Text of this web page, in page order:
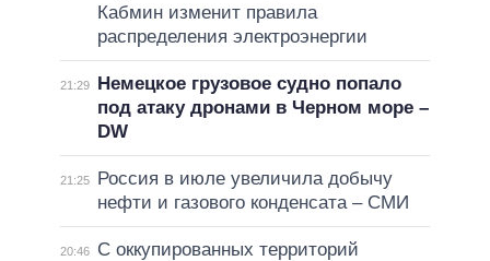
Кабмин изменит правила
распределения электроэнергии
21:29
Немецкое грузовое судно попало
под атаку дронами в Черном море –
DW
21:25
Россия в июле увеличила добычу
нефти и газового конденсата – СМИ
20:46
С оккупированных территорий